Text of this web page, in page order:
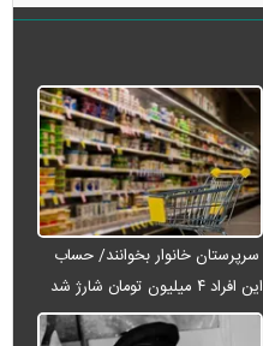
سرپرستان خانوار بخوانند/ حساب
این افراد ۴ میلیون تومان شارژ شد